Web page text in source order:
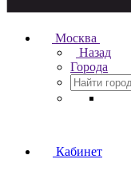
Москва
Назад
Города
Кабинет